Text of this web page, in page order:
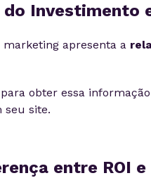
Investimento
marketing apresenta a
obter essa
seu site.
entre ROI e